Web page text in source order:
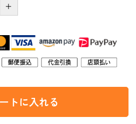
＋
トに入れる